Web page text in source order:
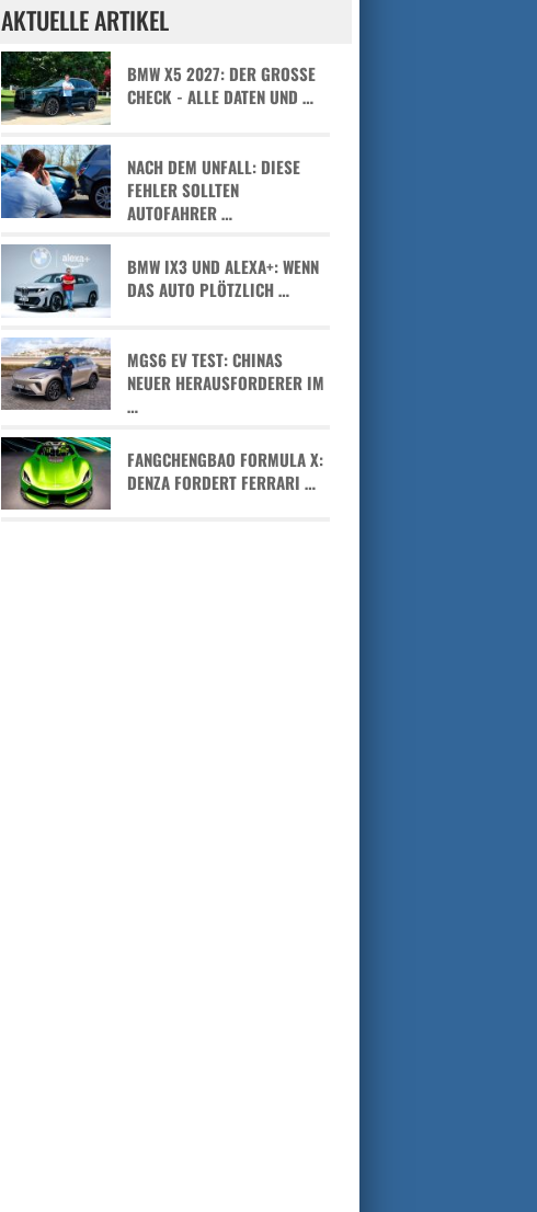
AKTUELLE ARTIKEL
BMW X5 2027: DER GROSSE C
HECK - ALLE DATEN UND …
NACH DEM UNFALL: DIESE
FEHLER SOLLTEN
AUTOFAHRER …
BMW IX3 UND ALEXA+: WENN
DAS AUTO PLÖTZLICH …
MGS6 EV TEST: CHINAS
NEUER HERAUSFORDERER IM
…
FANGCHENGBAO FORMULA X:
DENZA FORDERT FERRARI …